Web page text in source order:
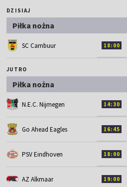
DZISIAJ
Piłka nożna
SC Cambuur 18:00
JUTRO
Piłka nożna
N.E.C. Nijmegen 14:30
Go Ahead Eagles 16:45
PSV Eindhoven 18:00
AZ Alkmaar 19:00